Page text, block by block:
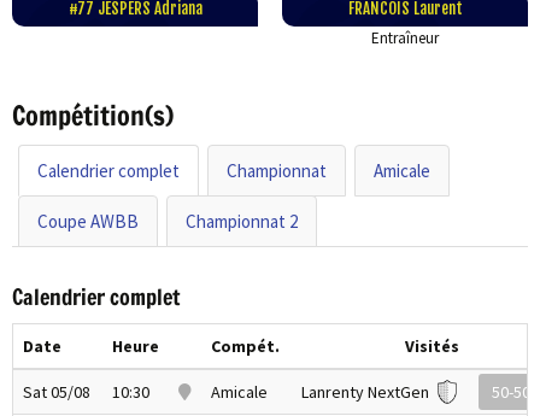
#77 JESPERS Adriana FRANCOIS Laurent
Entraîneur
Compétition(s)
Calendrier complet Championnat Amicale
Coupe AWBB Championnat 2
Calendrier complet
Date Heure Compét. Visités
Sat 05/08 10:30 Amicale Lanrenty NextGen 50-50